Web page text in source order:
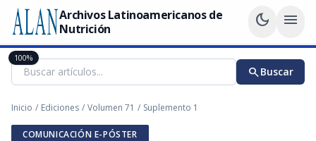
Archivos Latinoamericanos de
Nutrición
dark_mode menu
searchBuscar
Inicio / Ediciones / Volumen 71 / Suplemento 1
COMUNICACIÓN E-PÓSTER
100%